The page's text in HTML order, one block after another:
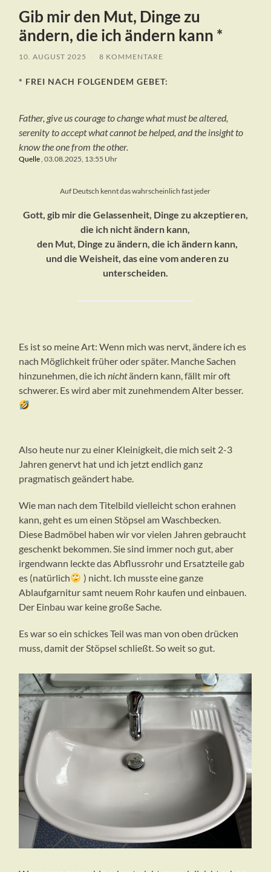
Gib mir den Mut, Dinge zu
ändern, die ich ändern kann *
10. AUGUST 2025 8 KOMMENTARE
* FREI NACH FOLGENDEM GEBET:
Father, give us courage to change what must be altered,
serenity to accept what cannot be helped, and the insight to
know the one from the other.
Quelle, 03.08.2025, 13:55 Uhr
Auf Deutsch kennt das wahrscheinlich fast jeder
Gott, gib mir die Gelassenheit, Dinge zu akzeptieren,
die ich nicht ändern kann,
den Mut, Dinge zu ändern, die ich ändern kann,
und die Weisheit, das eine vom anderen zu
unterscheiden.
Es ist so meine Art: Wenn mich was nervt, ändere ich es
nach Möglichkeit früher oder später. Manche Sachen
hinzunehmen, die ichnichtändern kann, fällt mir oft
schwerer. Es wird aber mit zunehmendem Alter besser.
Also heute nur zu einer Kleinigkeit, die mich seit 2-3
Jahren genervt hat und ich jetzt endlich ganz
pragmatisch geändert habe.
Wie man nach dem Titelbild vielleicht schon erahnen
kann, geht es um einen Stöpsel am Waschbecken.
Diese Badmöbel haben wir vor vielen Jahren gebraucht
geschenkt bekommen. Sie sind immer noch gut, aber
irgendwann leckte das Abflussrohr und Ersatzteile gab
es (natürlich
) nicht. Ich musste eine ganze
Ablaufgarnitur samt neuem Rohr kaufen und einbauen.
Der Einbau war keine große Sache.
Es war so ein schickes Teil was man von oben drücken
muss, damit der Stöpsel schließt. So weit so gut.